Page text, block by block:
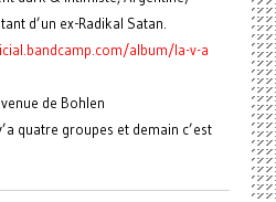
d’un ex-Radikal Satan.
album/la-v-a
de Bohlen
quatre groupes et demain c’est